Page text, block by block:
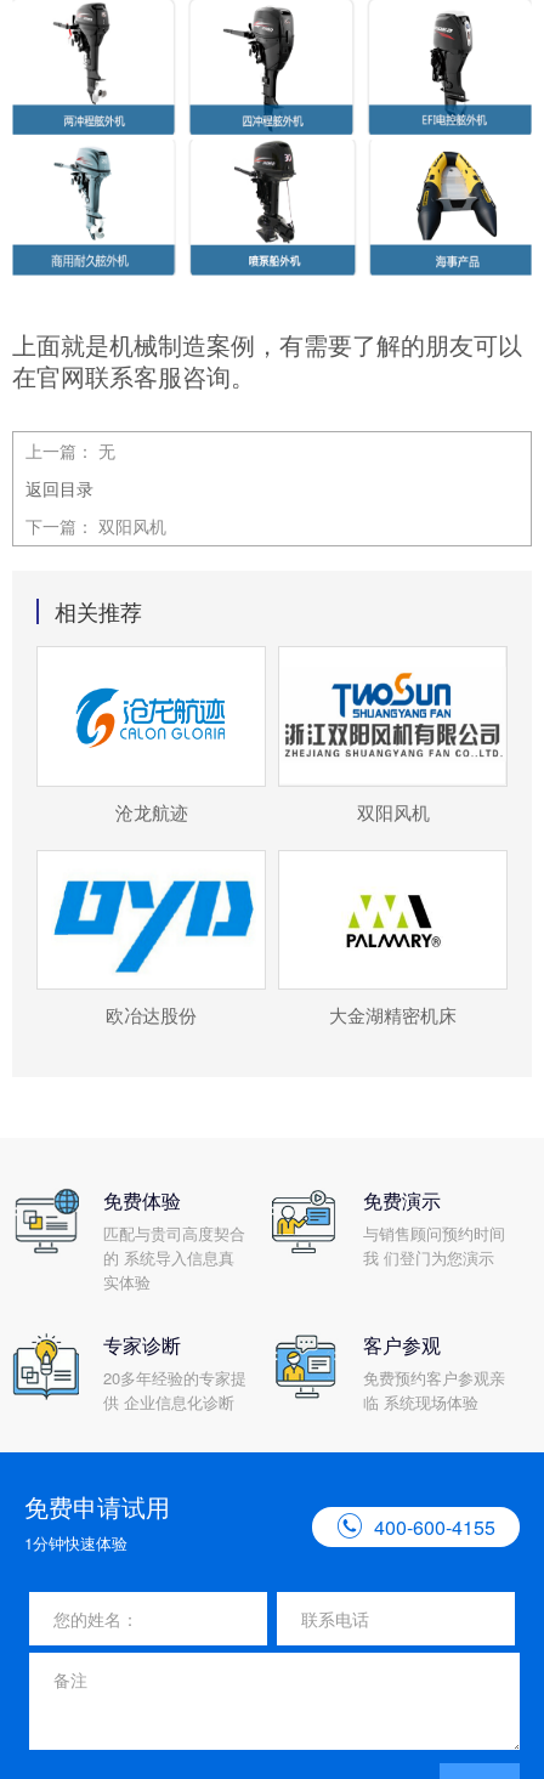
上面就是机械制造案例，有需要了解的朋友可以
在官网联系客服咨询。
上一篇： 无
返回目录
下一篇： 双阳风机
相关推荐
沧龙航迹 双阳风机
欧冶达股份 大金湖精密机床
免费体验
匹配与贵司高度契合
的 系统导入信息真
实体验
免费演示
与销售顾问预约时间
我 们登门为您演示
专家诊断
20多年经验的专家提
供 企业信息化诊断
客户参观
免费预约客户参观亲
临 系统现场体验
免费申请试用
1分钟快速体验
 400-600-4155